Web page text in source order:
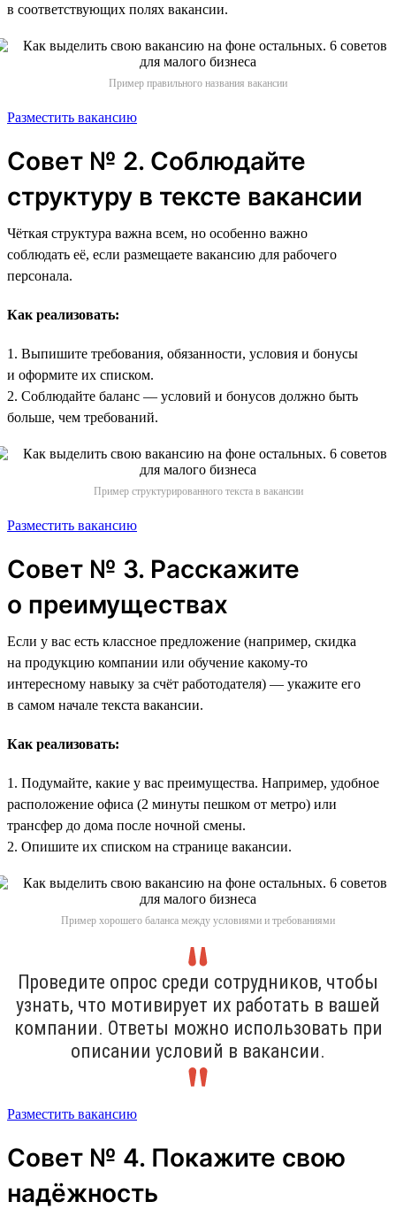
в соответствующих полях вакансии.
Пример правильного названия вакансии
Разместить вакансию
Совет № 2. Соблюдайте
структуру в тексте вакансии
Чёткая структура важна всем, но особенно важно
соблюдать её, если размещаете вакансию для рабочего
персонала.
Как реализовать:
1. Выпишите требования, обязанности, условия и бонусы
и оформите их списком.
2. Соблюдайте баланс — условий и бонусов должно быть
больше, чем требований.
Пример структурированного текста в вакансии
Разместить вакансию
Совет № 3. Расскажите
о преимуществах
Если у вас есть классное предложение (например, скидка
на продукцию компании или обучение какому-то
интересному навыку за счёт работодателя) — укажите его
в самом начале текста вакансии.
Как реализовать:
1. Подумайте, какие у вас преимущества. Например, удобное
расположение офиса (2 минуты пешком от метро) или
трансфер до дома после ночной смены.
2. Опишите их списком на странице вакансии.
Пример хорошего баланса между условиями и требованиями
Проведите опрос среди сотрудников, чтобы
узнать, что мотивирует их работать в вашей
компании. Ответы можно использовать при
описании условий в вакансии.
Разместить вакансию
Совет № 4. Покажите свою
надёжность